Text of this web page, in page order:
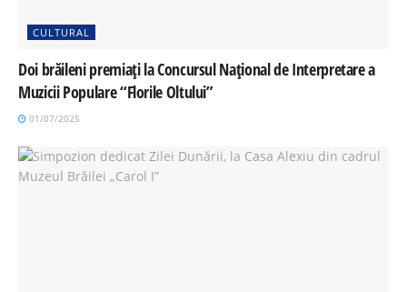
CULTURAL
Doi brăileni premiați la Concursul Național de Interpretare a
Muzicii Populare “Florile Oltului”
01/07/2025